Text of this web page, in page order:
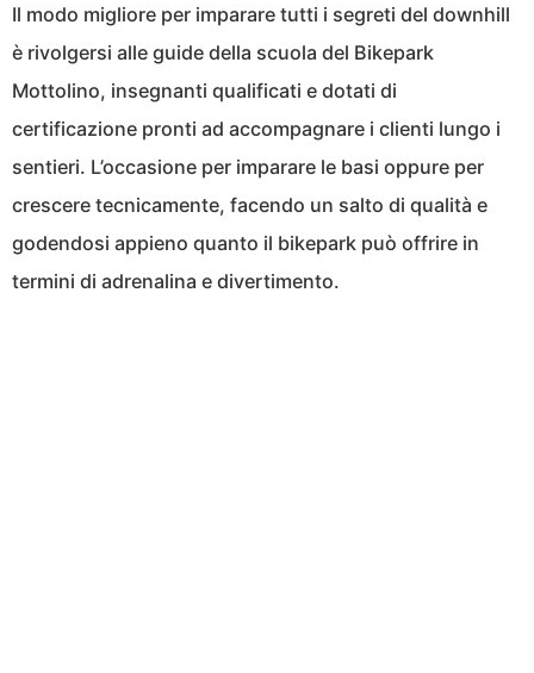
Il modo migliore per imparare tutti i segreti del downhill
è rivolgersi alle guide della scuola del Bikepark
Mottolino, insegnanti qualificati e dotati di
certificazione pronti ad accompagnare i clienti lungo i
sentieri. L’occasione per imparare le basi oppure per
crescere tecnicamente, facendo un salto di qualità e
godendosi appieno quanto il bikepark può offrire in
termini di adrenalina e divertimento.